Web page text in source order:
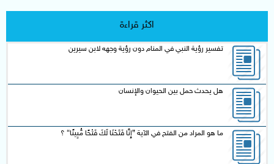
اكثر قراءة
تفسير رؤية النبي في المنام دون رؤية وجهه لابن سيرين
هل يحدث حمل بين الحيوان والإنسان
ما هو المراد من الفتح في الآية {إِنَّا فَتَحْنَا لَكَ فَتْحًا مُّبِينًا} ؟